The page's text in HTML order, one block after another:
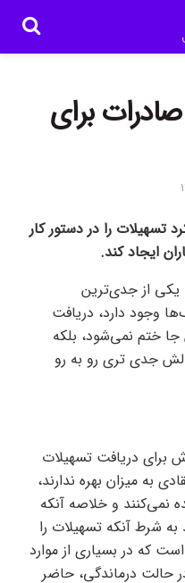
برای
تسهیلات را در دستور کار
ایجاد کند.
یکی از جدی‌ترین
وجود دارد، دریافت
ختم نمی‌شود، بلکه
جدی تری رو به رو
برای دریافت تسهیلات
به میزان بهره ندارند،
نمی‌کنند و خلاصه آنکه
شرط آنکه تسهیلات را
که در بسیاری از موارد
حالت درماندگی، حاضر